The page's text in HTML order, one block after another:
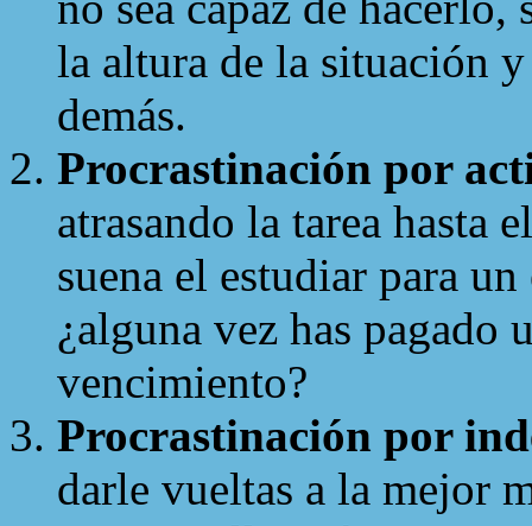
la altura de la situación
demás.
Procrastinación por
atrasando la tarea hasta
suena el estudiar para
¿alguna vez has pagado
vencimiento?
Procrastinación por
darle vueltas a la mejor